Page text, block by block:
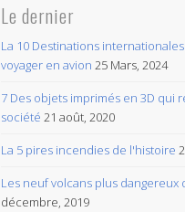
Le dernier
La 10 Destinations
voyager en avion 25 Mars, 2024
7 Des objets imprimés en 3D qui
société 21 août, 2020
La 5 pires incendies de l'histoire
Les neuf volcans plus dangereux
décembre, 2019